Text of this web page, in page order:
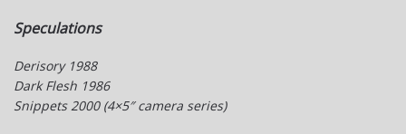
Speculations
Derisory 1988
Dark Flesh 1986
Snippets 2000 (4×5″ camera series)